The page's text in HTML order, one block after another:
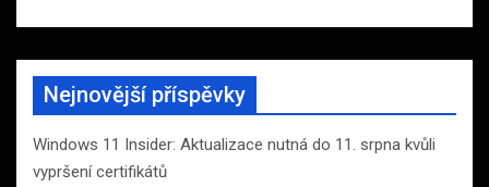
Nejnovější příspěvky
Windows 11 Insider: Aktualizace nutná do 11. srpna kvůli
vypršení certifikátů